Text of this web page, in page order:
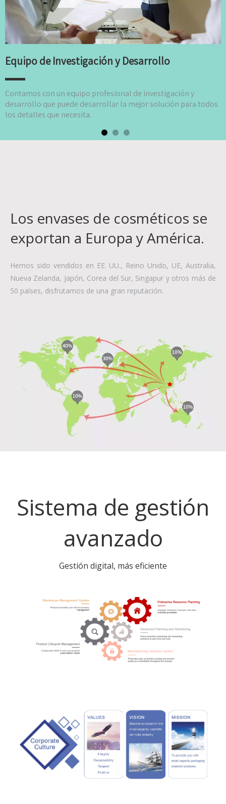
Equipo de Investigación y Desarrollo
Contamos con un equipo profesional de investigación y
desarrollo que puede desarrollar la mejor solución para todos
los detalles que necesita.
Los envases de cosméticos se
exportan a Europa y América.
Hemos sido vendidos en EE. UU., Reino Unido, UE, Australia,
Nueva Zelanda, Japón, Corea del Sur, Singapur y otros más de
50 países, disfrutamos de una gran reputación.
Sistema de gestión
avanzado
Gestión digital, más eficiente